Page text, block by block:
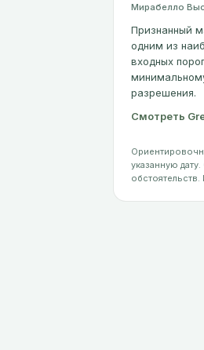
Мирабелло
Признанный
одним из
входных
разрешения.
Смотреть
указанную